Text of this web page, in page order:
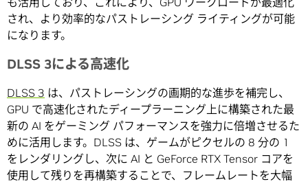
され、より効率的なパストレーシング ライティングが可能
になります。
DLSS 3による高速化
DLSS 3 は、パストレーシングの画期的な進歩を補完し、
GPU で高速化されたディープラーニング上に構築された最
新の AI をゲーミング パフォーマンスを強力に倍増させるた
めに活用します。DLSS は、ゲームがピクセルの 8 分の 1
をレンダリングし、次に AI と GeForce RTX Tensor コアを
使用して残りを再構築することで、フレームレートを大幅